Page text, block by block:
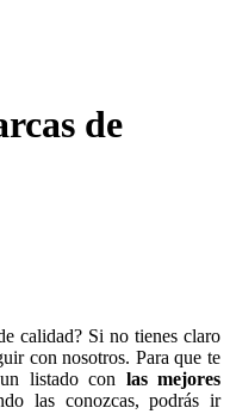
de
calidad? Si no tienes claro
con nosotros. Para que te
listado con las mejores
las conozcas, podrás ir